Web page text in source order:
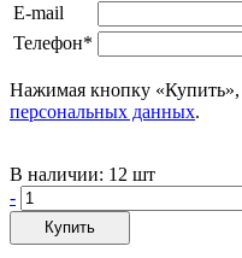
E-mail
Телефон*
Нажимая кнопку «Купить»,
персональных данных.
В наличии: 12 шт
-
Купить